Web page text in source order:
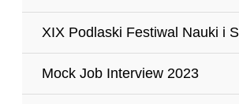
XIX Podlaski Festiwal Nauki i
Mock Job Interview 2023